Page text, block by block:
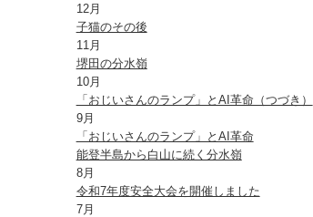
12月
子猫のその後
11月
堺田の分水嶺
10月
「おじいさんのランプ」とAI革命（つづき）
9月
「おじいさんのランプ」とAI革命
能登半島から白山に続く分水嶺
8月
令和7年度安全大会を開催しました
7月